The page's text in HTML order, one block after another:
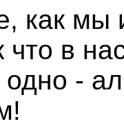
как мы
что в
одно -